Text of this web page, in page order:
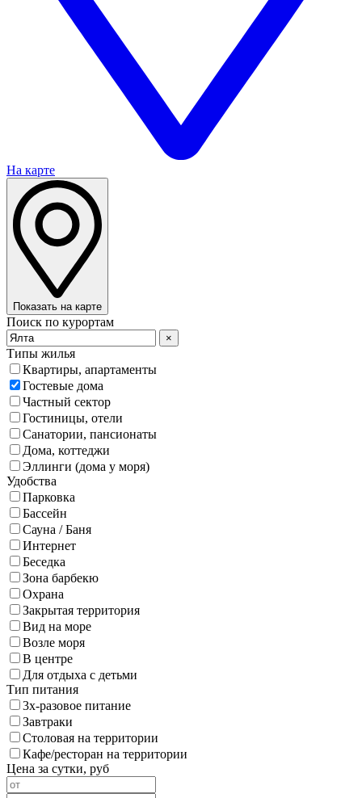
На карте
Показать на карте
Поиск по курортам
×
Типы жилья
Квартиры, апартаменты
Гостевые дома
Частный сектор
Гостиницы, отели
Санатории, пансионаты
Дома, коттеджи
Эллинги (дома у моря)
Удобства
Парковка
Бассейн
Сауна / Баня
Интернет
Беседка
Зона барбекю
Охрана
Закрытая территория
Вид на море
Возле моря
В центре
Для отдыха с детьми
Тип питания
3х-разовое питание
Завтраки
Столовая на территории
Кафе/ресторан на территории
Цена за сутки, руб